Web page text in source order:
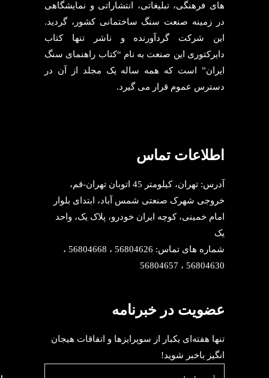
های فرهنگی، تبلیغاتی، انتشاراتی و نمایشگاهی
در زمینه صنعت سنگ ساختمانی کشور، گردید.
این شرکت گردآورنده و ناشر تنها کتاب
دایرکتوری این صنعت به نام “کتاب راهنمای سنگ
ایران” است که همه ساله یک مجلد از آن در
دسترس عموم قرار می گیرد.
اطلاعات تماس
آدرس: تهران، کیلومتر 45 اتوبان تهران-قم،
خروجی شهرک صنعتی شمس آباد، ابتدای بلوار
امام خمینی، کوچه ایران خودرو، پلاک یک، واحد
یک
شماره های تماس: 56804626 ، 56804668 ،
56804630 ، 56804657
عضویت در خبرنامه
تنها هفته‌ای یکبار از سوپرایزها و اتفاقات هیجان
انگیز باخبر شوید!